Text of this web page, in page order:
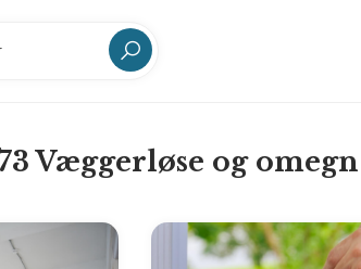
Væggerløse og omegn